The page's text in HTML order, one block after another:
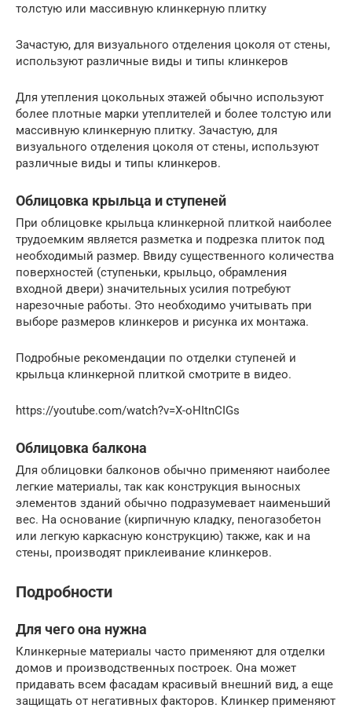
толстую или массивную клинкерную плитку
Зачастую, для визуального отделения цоколя от стены,
используют различные виды и типы клинкеров
Для утепления цокольных этажей обычно используют
более плотные марки утеплителей и более толстую или
массивную клинкерную плитку. Зачастую, для
визуального отделения цоколя от стены, используют
различные виды и типы клинкеров.
Облицовка крыльца и ступеней
При облицовке крыльца клинкерной плиткой наиболее
трудоемким является разметка и подрезка плиток под
необходимый размер. Ввиду существенного количества
поверхностей (ступеньки, крыльцо, обрамления
входной двери) значительных усилия потребуют
нарезочные работы. Это необходимо учитывать при
выборе размеров клинкеров и рисунка их монтажа.
Подробные рекомендации по отделки ступеней и
крыльца клинкерной плиткой смотрите в видео.
https://youtube.com/watch?v=X-oHItnCIGs
Облицовка балкона
Для облицовки балконов обычно применяют наиболее
легкие материалы, так как конструкция выносных
элементов зданий обычно подразумевает наименьший
вес. На основание (кирпичную кладку, пеногазобетон
или легкую каркасную конструкцию) также, как и на
стены, производят приклеивание клинкеров.
Подробности
Для чего она нужна
Клинкерные материалы часто применяют для отделки
домов и производственных построек. Она может
придавать всем фасадам красивый внешний вид, а еще
защищать от негативных факторов. Клинкер применяют